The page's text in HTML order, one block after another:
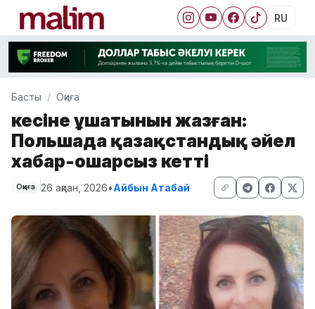
RU
Басты Оқиға
Әкесіне ұшатынын жазған:
Польшада қазақстандық әйел
хабар-ошарсыз кетті
Оқиға 26 ақпан, 2026•Айбын Атабай